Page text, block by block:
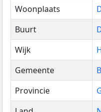
Woonplaats
Buurt
Wijk
Gemeente
Provincie